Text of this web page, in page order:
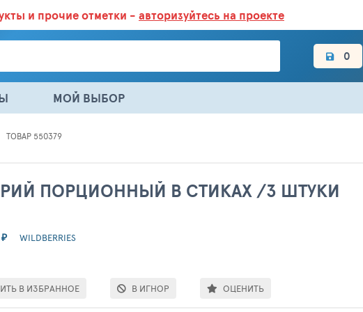
БОЛЬШЕ 100 000 ТОВАРОВ. ЕЖЕДНЕВНОЕ ОБНОВЛЕНИЕ ЦЕН.
и прочие отметки - авторизуйтесь на проекте
0
МОЙ ВЫБОР
ТОВАР 550379
ПОРЦИОННЫЙ В СТИКАХ /3 ШТУКИ
₽ WILDBERRIES
В ИЗБРАННОЕ В ИГНОР ОЦЕНИТЬ